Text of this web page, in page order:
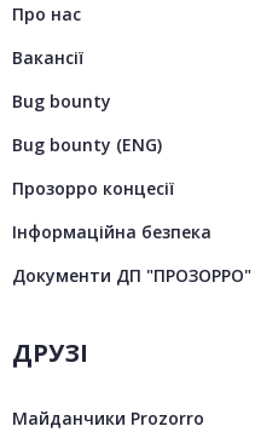
Про нас
Вакансії
Bug bounty
Bug bounty (ENG)
Прозорро концесії
Інформаційна безпека
Документи ДП "ПРОЗОРРО"
ДРУЗІ
Майданчики Prozorro